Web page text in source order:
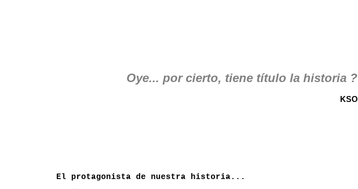
Oye... por cierto, tiene título la historia ?
KSO
El protagonista de nuestra historia...